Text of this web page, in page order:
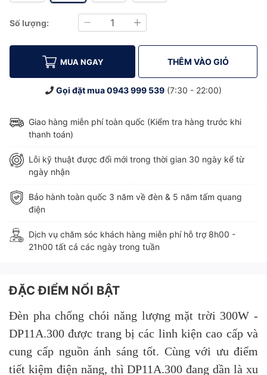
Số lượng:
Giảm Tăng
MUA NGAY THÊM VÀO GIỎ
Gọi đặt mua0943 999 539 (7:30 - 22:00)
Giao hàng miễn phí toàn quốc (Kiểm tra hàng trước khi
thanh toán)
Lỗi kỹ thuật được đổi mới trong thời gian 30 ngày kể từ
ngày nhận
Bảo hành toàn quốc 3 năm về đèn & 5 năm tấm quang
điện
Dịch vụ chăm sóc khách hàng miễn phí hỗ trợ 8h00 -
21h00 tất cả các ngày trong tuần
ĐẶC ĐIỂM NỔI BẬT
Đèn pha chống chói năng lượng mặt trời 300W -
DP11A.300 được trang bị các linh kiện cao cấp và
cung cấp nguồn ánh sáng tốt. Cùng với ưu điểm
tiết kiệm điện năng, thì DP11A.300 đang dần là xu